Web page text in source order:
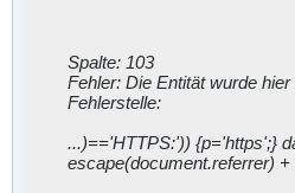
Spalte: 103
Fehler: Die Entität wurde hier
Fehlerstelle:
...)=='HTTPS:')) {p='https';}
escape(document.referrer) +